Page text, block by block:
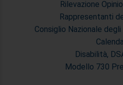
Rilevazione
Rappresentanti
Consiglio Nazionale
Disabilità,
Modello 730